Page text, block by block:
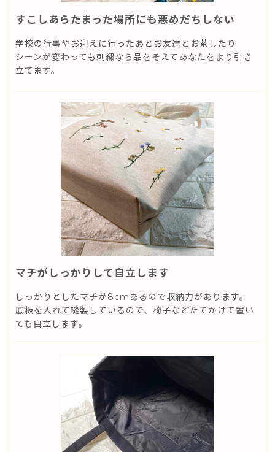
すこしあらたまった場所にも悪めだちしない
学校の行事やお迎えに行ったあとお友達とお茶したり
シーンが変わっても刺繍なら品をそえてあなたをより引き
立てます。
マチがしっかりして自立します
しっかりとしたマチが8cmあるので収納力があります。
底板を入れて縫製しているので、椅子などたてかけて置い
ても自立します。